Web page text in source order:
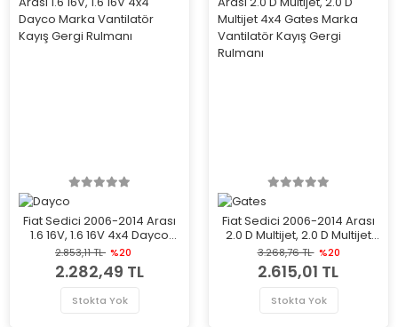
Fiat Sedici 2006-2014 Arası
1.6 16V, 1.6 16V 4x4 Dayco
Marka Vantilatör Kayış
Gergi Rulmanı
2.853,11 TL %20
2.282,49 TL
Stokta Yok
Fiat Sedici 2006-2014 Arası
2.0 D Multijet, 2.0 D Multijet
4x4 Gates Marka Vantilatör
Kayış Gergi Rulmanı
3.268,76 TL %20
2.615,01 TL
Stokta Yok